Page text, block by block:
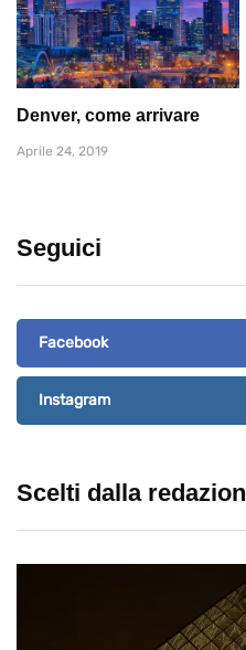
Denver, come arrivare
Aprile 24, 2019
Seguici
Facebook
Instagram
Scelti dalla